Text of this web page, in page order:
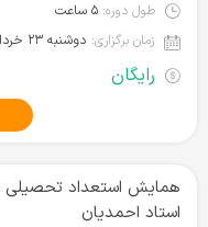
طول دوره: ۵ ساعت
زمان برگزاری: دوشنبه ۲۳ خرداد ۱۴۰۱‌ ساعت ۱۴:۰۰
رایگان
استاد احمدیان